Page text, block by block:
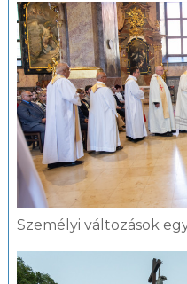
Személyi változások